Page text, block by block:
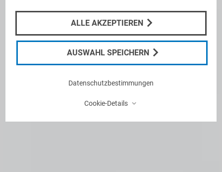
ALLE AKZEPTIEREN
AUSWAHL SPEICHERN
Datenschutzbestimmungen
Cookie-Details ⌃